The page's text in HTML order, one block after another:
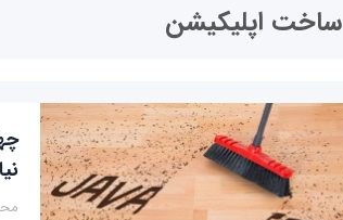
ساخت اپلیکیشن